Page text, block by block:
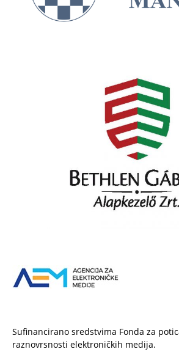
Sufinancirano sredstvima Fonda za
raznovrsnosti elektroničkih medija.